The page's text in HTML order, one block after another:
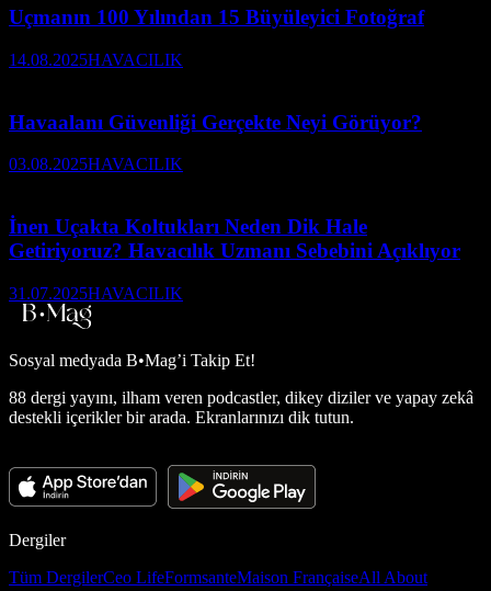
Uçmanın 100 Yılından 15 Büyüleyici Fotoğraf
14.08.2025HAVACILIK
Havaalanı Güvenliği Gerçekte Neyi Görüyor?
03.08.2025HAVACILIK
İnen Uçakta Koltukları Neden Dik Hale
Getiriyoruz? Havacılık Uzmanı Sebebini Açıklıyor
31.07.2025HAVACILIK
Sosyal medyada B•Mag’i Takip Et!
88 dergi yayını, ilham veren podcastler, dikey diziler ve yapay zekâ
destekli içerikler bir arada. Ekranlarınızı dik tutun.
Dergiler
Tüm DergilerCeo LifeFormsanteMaison FrançaiseAll About